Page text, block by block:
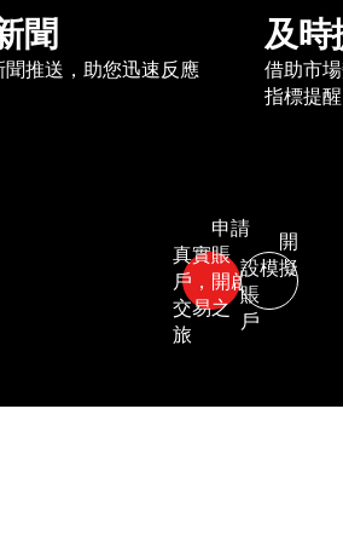
聞
推送，助您迅速反應
及時
借助市
指標提